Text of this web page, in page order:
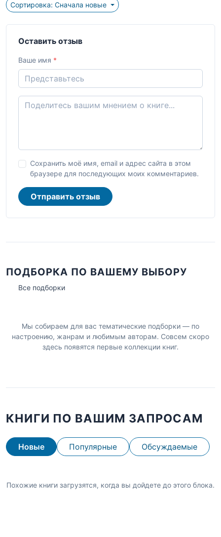
Сортировка: Сначала новые
Оставить отзыв
Ваше имя *
Сохранить моё имя, email и адрес сайта в этом
браузере для последующих моих комментариев.
Отправить отзыв
ПОДБОРКА ПО ВАШЕМУ ВЫБОРУ
Все подборки
Мы собираем для вас тематические подборки — по
настроению, жанрам и любимым авторам. Совсем скоро
здесь появятся первые коллекции книг.
КНИГИ ПО ВАШИМ ЗАПРОСАМ
Новые Популярные Обсуждаемые
Похожие книги загрузятся, когда вы дойдете до этого блока.